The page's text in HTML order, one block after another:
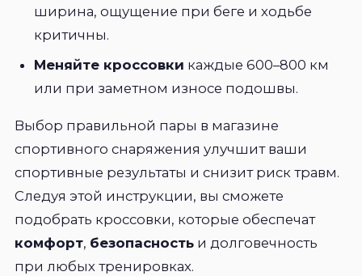
ширина, ощущение при беге и ходьбе
критичны.
Меняйте кроссовки каждые 600–800 км
или при заметном износе подошвы.
Выбор правильной пары в магазине
спортивного снаряжения улучшит ваши
спортивные результаты и снизит риск травм.
Следуя этой инструкции, вы сможете
подобрать кроссовки, которые обеспечат
комфорт, безопасность и долговечность
при любых тренировках.